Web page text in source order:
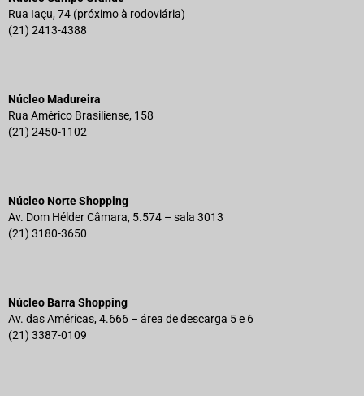
Rua Iaçu, 74 (próximo à rodoviária)
(21) 2413-4388
Núcleo Madureira
Rua Américo Brasiliense, 158
(21) 2450-1102
Núcleo Norte Shopping
Av. Dom Hélder Câmara, 5.574 – sala 3013
(21) 3180-3650
Núcleo Barra Shopping
Av. das Américas, 4.666 – área de descarga 5 e 6
(21) 3387-0109